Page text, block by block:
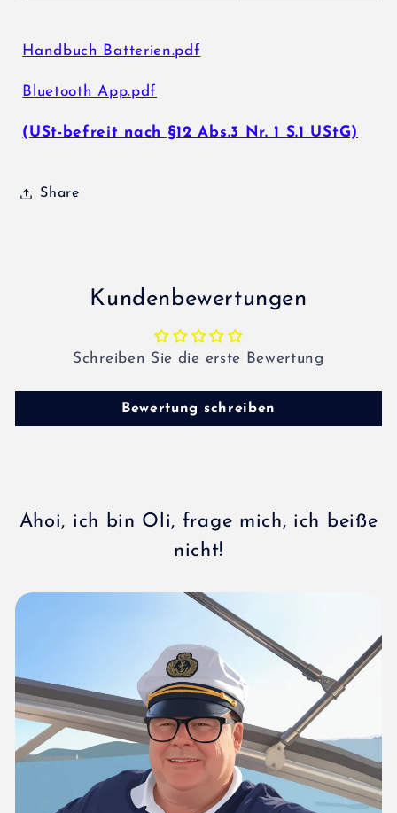
Handbuch Batterien.pdf
Bluetooth App.pdf
(USt-befreit nach §12 Abs.3 Nr. 1 S.1 UStG)
Share
Kundenbewertungen
Schreiben Sie die erste Bewertung
Bewertung schreiben
Ahoi, ich bin Oli, frage mich, ich beiße
nicht!